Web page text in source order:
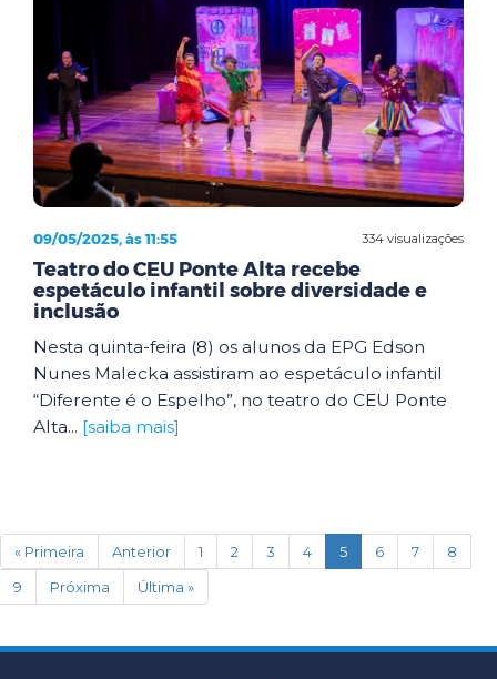
334 visualizações
09/05/2025, às 11:55
Teatro do CEU Ponte Alta recebe
espetáculo infantil sobre diversidade e
inclusão
Nesta quinta-feira (8) os alunos da EPG Edson
Nunes Malecka assistiram ao espetáculo infantil
“Diferente é o Espelho”, no teatro do CEU Ponte
Alta... [saiba mais]
« Primeira Anterior 1 2 3 4 5(current)
6 7
8
9
Próxima Última »